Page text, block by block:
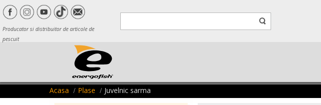
Producator si distribuitor de articole de
pescuit
Acasa Plase Juvelnic sarma